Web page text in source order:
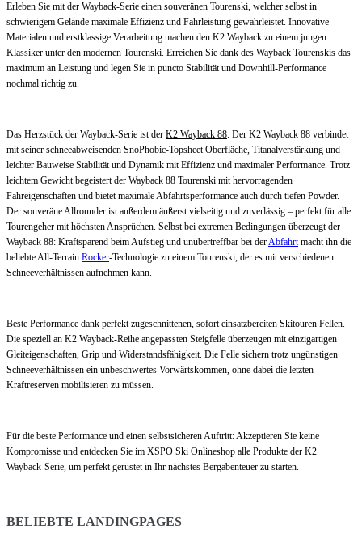
Erleben Sie mit der Wayback-Serie einen souveränen Tourenski, welcher selbst in
schwierigem Gelände maximale Effizienz und Fahrleistung gewährleistet. Innovative
Materialen und erstklassige Verarbeitung machen den K2 Wayback zu einem jungen
Klassiker unter den modernen Tourenski. Erreichen Sie dank des Wayback Tourenskis das
maximum an Leistung und legen Sie in puncto Stabilität und Downhill-Performance
nochmal richtig zu.
Das Herzstück der Wayback-Serie ist der K2 Wayback 88. Der K2 Wayback 88 verbindet
mit seiner schneeabweisenden SnoPhobic-Topsheet Oberfläche, Titanalverstärkung und
leichter Bauweise Stabilität und Dynamik mit Effizienz und maximaler Performance. Trotz
leichtem Gewicht begeistert der Wayback 88 Tourenski mit hervorragenden
Fahreigenschaften und bietet maximale Abfahrtsperformance auch durch tiefen Powder.
Der souveräne Allrounder ist außerdem äußerst vielseitig und zuverlässig – perfekt für alle
Tourengeher mit höchsten Ansprüchen. Selbst bei extremen Bedingungen überzeugt der
Wayback 88: Kraftsparend beim Aufstieg und unübertreffbar bei derAbfahrtmacht ihn die
beliebte All-Terrain Rocker-Technologie zu einem Tourenski, der es mit verschiedenen
Schneeverhältnissen aufnehmen kann.
Beste Performance dank perfekt zugeschnittenen, sofort einsatzbereiten Skitouren Fellen.
Die speziell an K2 Wayback-Reihe angepassten Steigfelle überzeugen mit einzigartigen
Gleiteigenschaften, Grip und Widerstandsfähigkeit. Die Felle sichern trotz ungünstigen
Schneeverhältnissen ein unbeschwertes Vorwärtskommen, ohne dabei die letzten
Kraftreserven mobilisieren zu müssen.
Für die beste Performance und einen selbstsicheren Auftritt: Akzeptieren Sie keine
Kompromisse und entdecken Sie im XSPO Ski Onlineshop alle Produkte der K2
Wayback-Serie, um perfekt gerüstet in Ihr nächstes Bergabenteuer zu starten.
BELIEBTE LANDINGPAGES